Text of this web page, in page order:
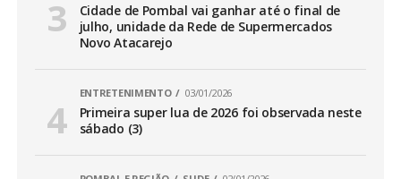
Cidade de Pombal vai ganhar até o final de
julho, unidade da Rede de Supermercados
Novo Atacarejo
ENTRETENIMENTO 03/01/2026
Primeira super lua de 2026 foi observada neste
sábado (3)